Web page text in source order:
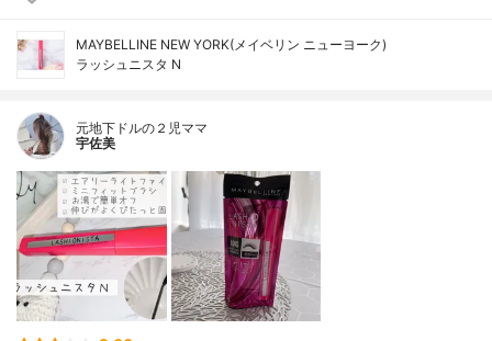
MAYBELLINE NEW YORK(メイベリン ニューヨーク)
ラッシュニスタ N
元地下ドルの２児ママ
宇佐美